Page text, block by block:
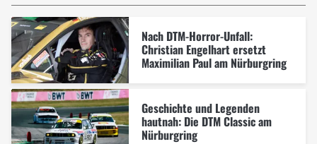
Nach DTM-Horror-Unfall:
Christian Engelhart ersetzt
Maximilian Paul am Nürburgring
Geschichte und Legenden
hautnah: Die DTM Classic am
Nürburgring